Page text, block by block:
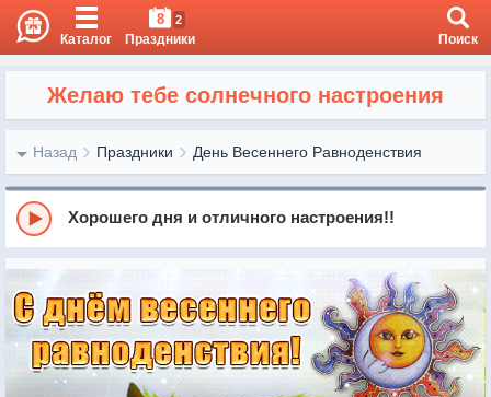
Каталог
8 2
Праздники Поиск
Желаю тебе солнечного настроения
Назад Праздники День Весеннего Равноденствия
Хорошего дня и отличного настроения!!